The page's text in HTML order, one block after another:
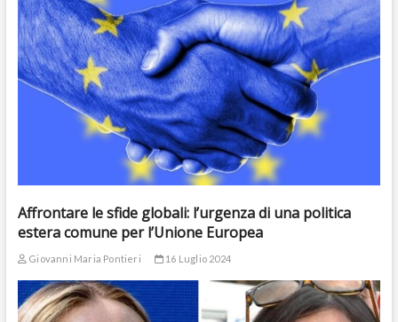
Affrontare le sfide globali: l’urgenza di una politica
estera comune per l’Unione Europea
Giovanni Maria Pontieri 16 Luglio 2024